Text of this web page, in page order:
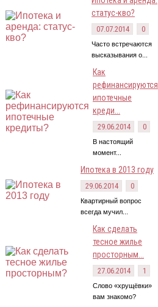
статус-кво?
07.07.2014 0
Часто встречаются
высказывания о...
Как
рефинансируются
ипотечные
креди...
29.06.2014 0
В настоящий
момент...
Ипотека в 2013 году
29.06.2014 0
Квартирный вопрос
всегда мучил...
Как сделать
тесное жилье
просторным...
27.06.2014 1
Слово «хрущёвки»
вам знакомо?